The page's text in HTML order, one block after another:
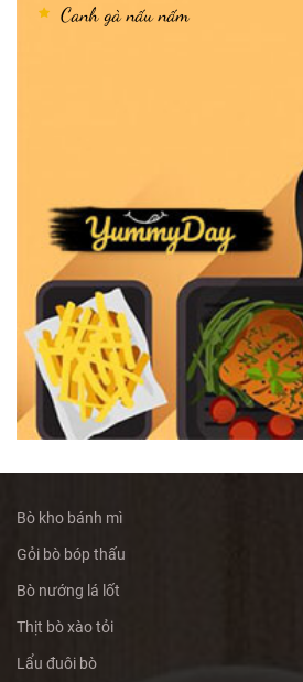
Canh gà nấu nấm
Bò kho bánh mì
Gỏi bò bóp thấu
Bò nướng lá lốt
Thịt bò xào tỏi
Lẩu đuôi bò